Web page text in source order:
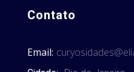
Contato
Email: